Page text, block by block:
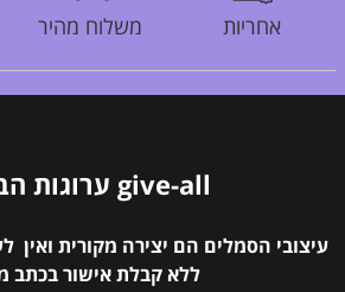
אחריות משלוח מהיר
give-all ערוגות הבושם
עיצובי הסמלים הם יצירה מקורית
ללא קבלת אישור בכתב